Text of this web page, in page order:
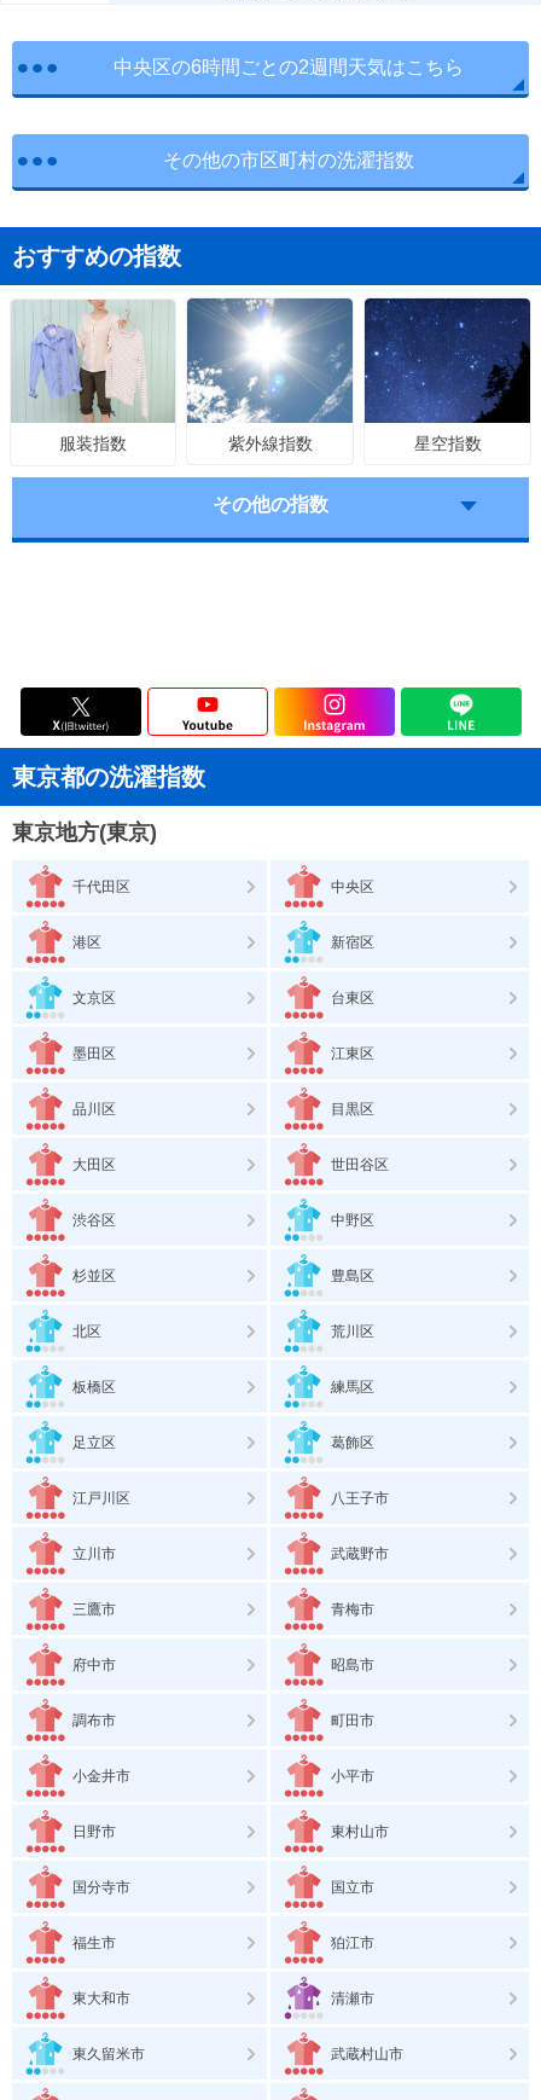
中央区の6時間ごとの2週間天気はこちら
その他の市区町村の洗濯指数
おすすめの指数
服装指数 紫外線指数 星空指数
その他の指数
東京都の洗濯指数
東京地方(東京)
千代田区 中央区
港区 新宿区
文京区 台東区
墨田区 江東区
品川区 目黒区
大田区 世田谷区
渋谷区 中野区
杉並区 豊島区
北区 荒川区
板橋区 練馬区
足立区 葛飾区
江戸川区 八王子市
立川市 武蔵野市
三鷹市 青梅市
府中市 昭島市
調布市 町田市
小金井市 小平市
日野市 東村山市
国分寺市 国立市
福生市 狛江市
東大和市 清瀬市
東久留米市 武蔵村山市